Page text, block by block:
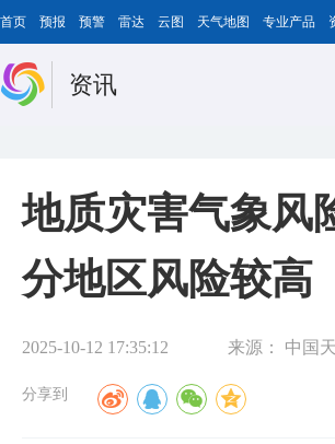
首页 预报 预警 雷达 云图 天气地图 专业产品
资讯
地质灾害气象风
分地区风险较高
2025-10-12 17:35:12 来源： 中国
分享到